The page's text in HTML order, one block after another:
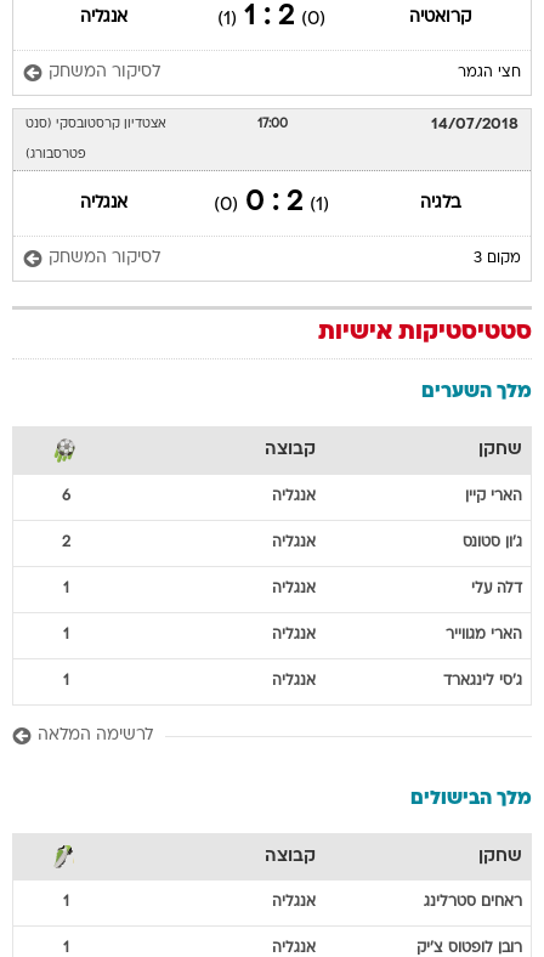
קרואטיה (0)
2 : 1
(1) אנגליה
חצי הגמר לסיקור המשחק
14/07/2018
17:00 אצטדיון קרסטובסקי (סנט
פטרסבורג)
בלגיה (1)
2 : 0
(0) אנגליה
מקום 3 לסיקור המשחק
סטטיסטיקות אישיות
מלך השערים
שחקן קבוצה
הארי קיין אנגליה 6
ג'ון סטונס אנגליה 2
דלה עלי אנגליה 1
הארי מגווייר אנגליה 1
ג'סי לינגארד אנגליה 1
לרשימה המלאה
מלך הבישולים
שחקן קבוצה
ראחים סטרלינג אנגליה 1
רובן לופטוס צ'יק אנגליה 1